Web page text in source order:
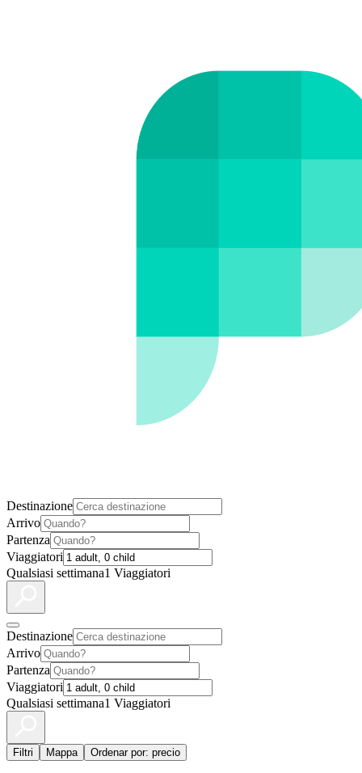
Destinazione
Arrivo
Partenza
Viaggiatori
Qualsiasi settimana1 Viaggiatori
Destinazione
Arrivo
Partenza
Viaggiatori
Qualsiasi settimana1 Viaggiatori
Filtri Mappa Ordenar por: precio